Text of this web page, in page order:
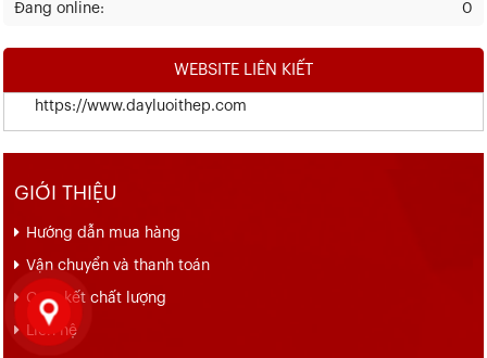
0
Đang online:
WEBSITE LIÊN KIẾT
https://www.dayluoithep.com
GIỚI THIỆU
Hướng dẫn mua hàng
Vận chuyển và thanh toán
Cam kết chất lượng
Liên hệ